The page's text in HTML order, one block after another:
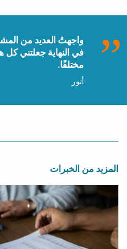
واجهتُ العديد من
في النهاية جعلتني
مختلفًا.
أنور
المزيد من الخبرات